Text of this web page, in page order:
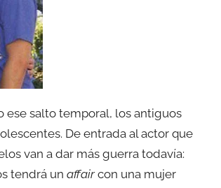
ese salto temporal, los antiguos
De entrada al actor que
van a dar más guerra todavía:
tendrá un affaircon una mujer